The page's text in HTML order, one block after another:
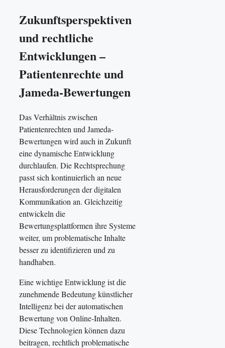
Zukunftsperspektiven
und rechtliche
Entwicklungen –
Patientenrechte und
Jameda-Bewertungen
Das Verhältnis zwischen
Patientenrechten und Jameda-
Bewertungen wird auch in Zukunft
eine dynamische Entwicklung
durchlaufen. Die Rechtsprechung
passt sich kontinuierlich an neue
Herausforderungen der digitalen
Kommunikation an. Gleichzeitig
entwickeln die
Bewertungsplattformen ihre Systeme
weiter, um problematische Inhalte
besser zu identifizieren und zu
handhaben.
Eine wichtige Entwicklung ist die
zunehmende Bedeutung künstlicher
Intelligenz bei der automatischen
Bewertung von Online-Inhalten.
Diese Technologien können dazu
beitragen, rechtlich problematische